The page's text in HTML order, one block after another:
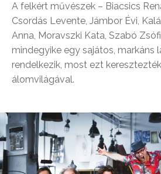
A felkért művészek – Biacsics
Csordás Levente, Jámbor Évi,
Anna, Moravszki Kata, Szabó
mindegyike egy sajátos, markáns
rendelkezik, most ezt
álomvilágával.